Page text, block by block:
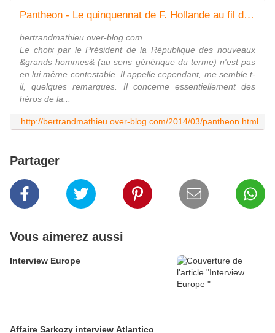
Pantheon - Le quinquennat de F. Hollande au fil de l'eau
bertrandmathieu.over-blog.com
Le choix par le Président de la République des nouveaux
&grands hommes& (au sens générique du terme) n'est pas
en lui même contestable. Il appelle cependant, me semble t-
il, quelques remarques. Il concerne essentiellement des
héros de la...
http://bertrandmathieu.over-blog.com/2014/03/pantheon.html
Partager
Vous aimerez aussi
Interview Europe
Affaire Sarkozy interview Atlantico